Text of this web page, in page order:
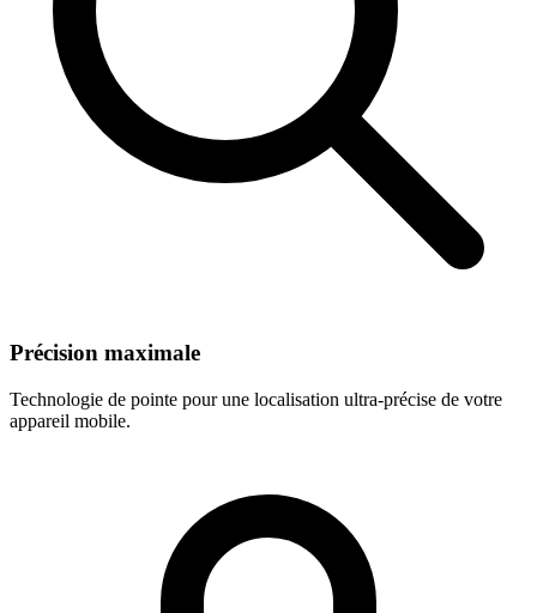
Précision maximale
Technologie de pointe pour une localisation ultra-précise de votre
appareil mobile.